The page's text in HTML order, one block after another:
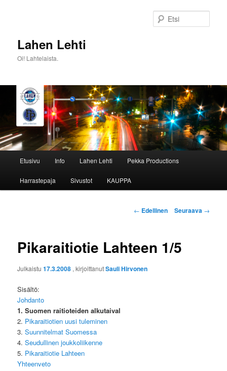
Lahen Lehti
Oi! Lahtelaista.
Etusivu Info Lahen Lehti Pekka Productions
Harrastepaja Sivustot KAUPPA
Artikkelien
← Edellinen Seuraava →
Pikaraitiotie Lahteen 1/5
Julkaistu17.3.2008 , kirjoittanutSauli Hirvonen
Sisältö:
Johdanto
1. Suomen raitioteiden alkutaival
2. Pikaraitiotien uusi tuleminen
3.Suunnitelmat Suomessa
4.Seudullinen joukkoliikenne
5. Pikaraitiotie Lahteen
Yhteenveto